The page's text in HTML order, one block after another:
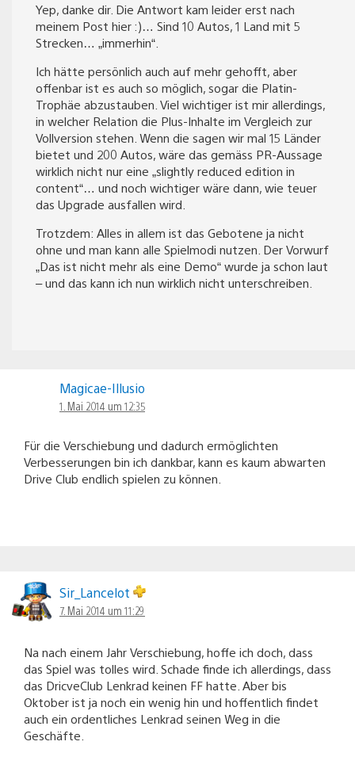
Yep, danke dir. Die Antwort kam leider erst nach
meinem Post hier :)… Sind 10 Autos, 1 Land mit 5
Strecken… „immerhin“.
Ich hätte persönlich auch auf mehr gehofft, aber
offenbar ist es auch so möglich, sogar die Platin-
Trophäe abzustauben. Viel wichtiger ist mir allerdings,
in welcher Relation die Plus-Inhalte im Vergleich zur
Vollversion stehen. Wenn die sagen wir mal 15 Länder
bietet und 200 Autos, wäre das gemäss PR-Aussage
wirklich nicht nur eine „slightly reduced edition in
content“… und noch wichtiger wäre dann, wie teuer
das Upgrade ausfallen wird.
Trotzdem: Alles in allem ist das Gebotene ja nicht
ohne und man kann alle Spielmodi nutzen. Der Vorwurf
„Das ist nicht mehr als eine Demo“ wurde ja schon laut
– und das kann ich nun wirklich nicht unterschreiben.
Magicae-Illusio
1. Mai 2014 um 12:35
Für die Verschiebung und dadurch ermöglichten
Verbesserungen bin ich dankbar, kann es kaum abwarten
Drive Club endlich spielen zu können.
Sir_Lancelot
7. Mai 2014 um 11:29
Na nach einem Jahr Verschiebung, hoffe ich doch, dass
das Spiel was tolles wird. Schade finde ich allerdings, dass
das DricveClub Lenkrad keinen FF hatte. Aber bis
Oktober ist ja noch ein wenig hin und hoffentlich findet
auch ein ordentliches Lenkrad seinen Weg in die
Geschäfte.